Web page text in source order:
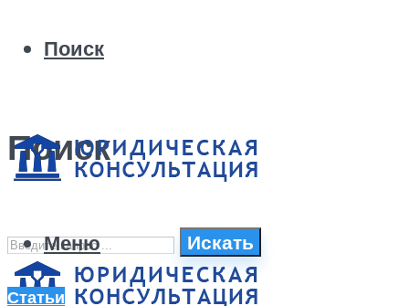
Поиск
Поиск
Искать
Меню
Статьи